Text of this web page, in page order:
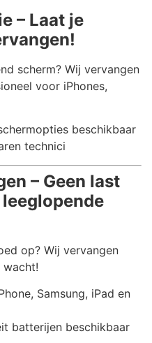
– Laat je
scherm? Wij vervangen
voor iPhones,
beschikbaar
technici
– Geen last
op? Wij vervangen
Samsung, iPad en
batterijen beschikbaar